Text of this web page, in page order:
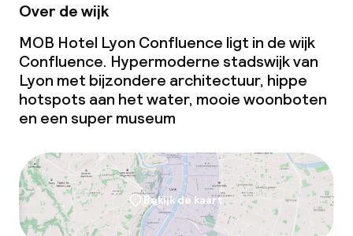
Over de wijk
MOB Hotel Lyon Confluence ligt in de wijk
Confluence. Hypermoderne stadswijk van
Lyon met bijzondere architectuur, hippe
hotspots aan het water, mooie woonboten
en een super museum
Bekijk de kaart